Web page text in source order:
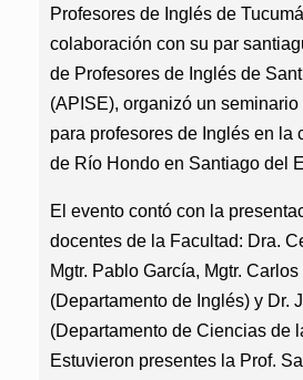
Profesores de Inglés de
colaboración con su par
de Profesores de Inglés de
(APISE), organizó un
para profesores de Inglés en la
de Río Hondo en Santiago del
El evento contó con la
docentes de la Facultad: Dra.
Mgtr. Pablo García, Mgtr.
(Departamento de Inglés) y Dr.
(Departamento de Ciencias de
Estuvieron presentes la Prof.